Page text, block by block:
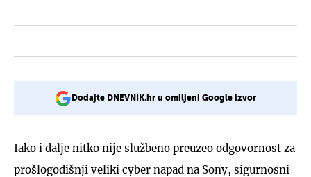
Dodajte DNEVNIK.hr u omiljeni Google izvor
Iako i dalje nitko nije službeno preuzeo odgovornost za
prošlogodišnji veliki cyber napad na Sony, sigurnosni